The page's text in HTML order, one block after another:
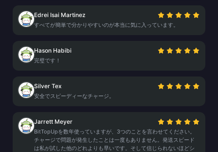
Edrei Isai Martinez
すべてが簡単で分かりやすいのが本当に気に入っています。
Hason Habibi
完璧です！
Silver Tex
安全でスピーディーなチャージ。
Jarrett Meyer
BitTopUpを数年使っていますが、3つのことを言わせてください。
チャージで問題が発生したことは一度もありません。発送スピード
は私が試した他のどれよりも早いです。そして信じられないほどシ